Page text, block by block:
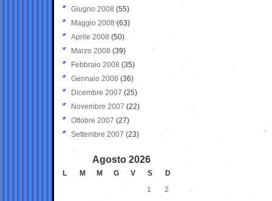
Giugno 2008 (55)
Maggio 2008(63)
Aprile 2008 (50)
Marzo 2008 (39)
Febbraio 2008 (35)
Gennaio 2008 (36)
Dicembre 2007 (25)
Novembre 2007 (22)
Ottobre 2007 (27)
Settembre 2007 (23)
Agosto 2026
L M M G V S
D
1
2